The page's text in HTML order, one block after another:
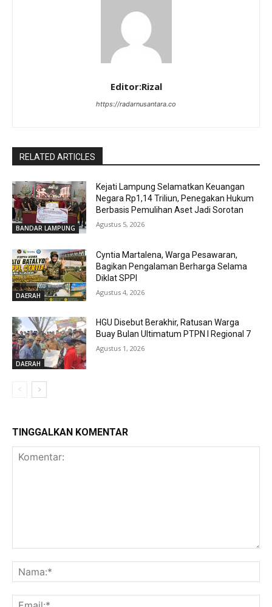
Editor:Rizal
https://radarnusantara.co
RELATED ARTICLES
BANDAR LAMPUNG
Kejati Lampung Selamatkan Keuangan
Negara Rp1,14 Triliun, Penegakan Hukum
Berbasis Pemulihan Aset Jadi Sorotan
Agustus 5, 2026
DAERAH
Cyntia Martalena, Warga Pesawaran,
Bagikan Pengalaman Berharga Selama
Diklat SPPI
Agustus 4, 2026
DAERAH
HGU Disebut Berakhir, Ratusan Warga
Buay Bulan Ultimatum PTPN I Regional 7
Agustus 1, 2026
TINGGALKAN KOMENTAR